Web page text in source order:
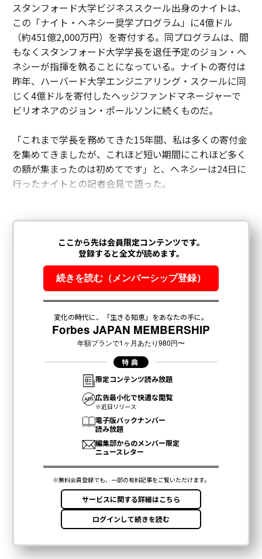
スタンフォード大学ビジネススクール出身のナイトは、
この「ナイト・ヘネシー奨学プログラム」に4億ドル
（約451億2,000万円）を寄付する。同プログラムは、間
もなくスタンフォード大学学長を退任予定のジョン・ヘ
ネシーが指揮を執ることになっている。ナイトの寄付は
昨年、ハーバード大学エンジニアリング・スクールに同
じく4億ドルを寄付したヘッジファンドマネージャーで
ビリオネアのジョン・ポールソンに続くものだ。
「これまで学長を務めてきた15年間、私は多くの寄付金
を集めてきましたが、これほど短い期間にこれほど多く
の額が集まったのは初めてです」と、ヘネシーは24日に
行ったナイトとの記者会見で語った。